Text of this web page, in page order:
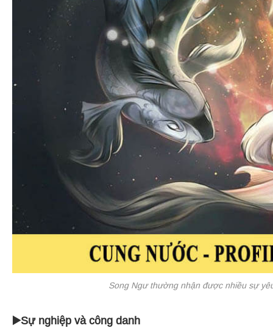
Song Ngư thường nhận được nhiều sự
▶️Sự nghiệp và công danh